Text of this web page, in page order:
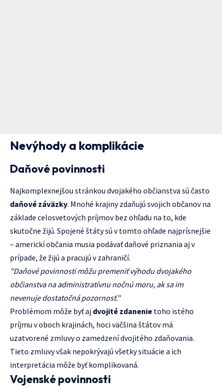
Nevýhody a komplikácie
Daňové povinnosti
Najkomplexnejšou stránkou dvojakého občianstva sú často
daňové záväzky. Mnohé krajiny zdaňujú svojich občanov na
základe celosvetových príjmov bez ohľadu na to, kde
skutočne žijú. Spojené štáty sú v tomto ohľade najprísnejšie
– americkí občania musia podávať daňové priznania aj v
prípade, že žijú a pracujú v zahraničí.
"Daňové povinnosti môžu premeniť výhodu dvojakého
občianstva na administratívnu nočnú moru, ak sa im
nevenuje dostatočná pozornosť."
Problémom môže byť aj dvojité zdanenie toho istého
príjmu v oboch krajinách, hoci väčšina štátov má
uzatvorené zmluvy o zamedzení dvojitého zdaňovania.
Tieto zmluvy však nepokrývajú všetky situácie a ich
interpretácia môže byť komplikovaná.
Vojenské povinnosti